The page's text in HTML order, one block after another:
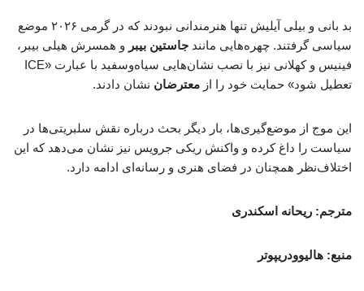
بد بانی و بیلی آیلیش تنها هنرمندانی نبودند که در گرمی ۲۰۲۶ موضع
سیاسی گرفتند. چهره‌هایی مانند جاستین بیبر و همسرش هیلی بیبر،
فینیس و کهلانی نیز با نصب نشان‌هایی سیاه‌وسفید با عبارت «ICE
تعطیل شود» حمایت خود را از معترضان نشان دادند.
این موج از موضع‌گیری‌ها، بار دیگر بحث درباره نقش سلبریتی‌ها در
سیاست را داغ کرده و واکنش ریکی جرویس نیز نشان می‌دهد که این
اختلاف‌نظر همچنان در فضای هنری و رسانه‌ای ادامه دارد.
مترجم: ریحانه اسکندری
منبع: هالیوودریپوتر